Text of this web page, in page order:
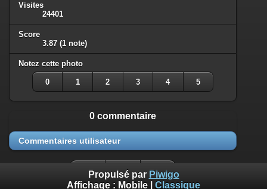
Visites
24401
Score
3.87 (1 note)
Notez cette photo
0 1 2 3 4 5
0 commentaire
Commentaires utilisateur
Propulsé par Piwigo
Affichage : Mobile Classique